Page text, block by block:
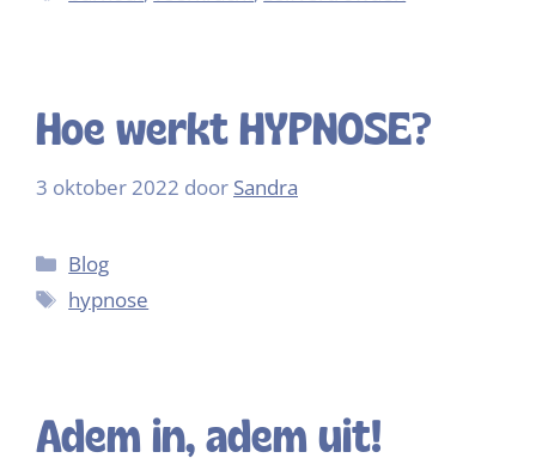
Hoe werkt HYPNOSE?
3 oktober 2022 door Sandra
Blog
hypnose
Adem in, adem uit!